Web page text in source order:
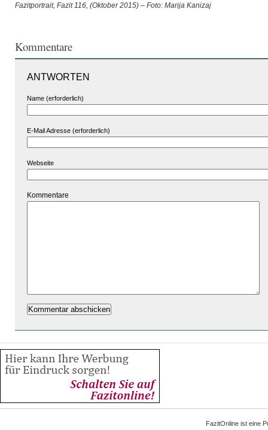
Fazitportrait, Fazit 116, (Oktober 2015) – Foto: Marija Kanizaj
Kommentare
ANTWORTEN
Name (erforderlich)
E-Mail Adresse (erforderlich)
Webseite
Kommentare
FazitOnline ist eine